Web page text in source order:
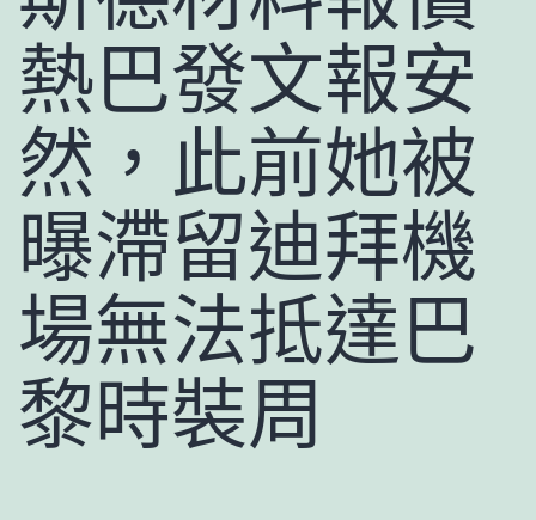
熱巴發文報安
然，此前她被
曝滯留迪拜機
場無法抵達巴
黎時裝周